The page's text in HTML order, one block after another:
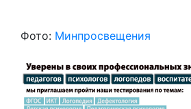
Фото: Минпросвещения